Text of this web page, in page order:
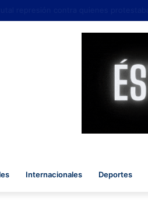
Internacionales Deportes